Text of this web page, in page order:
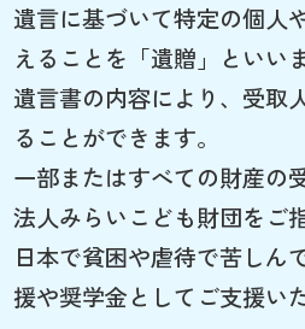
遺言に基づいて特定の個人
えることを「遺贈」といい
遺言書の内容により、受取
ることができます。
一部またはすべての財産の
法人みらいこども財団をご
日本で貧困や虐待で苦しん
援や奨学金としてご支援い